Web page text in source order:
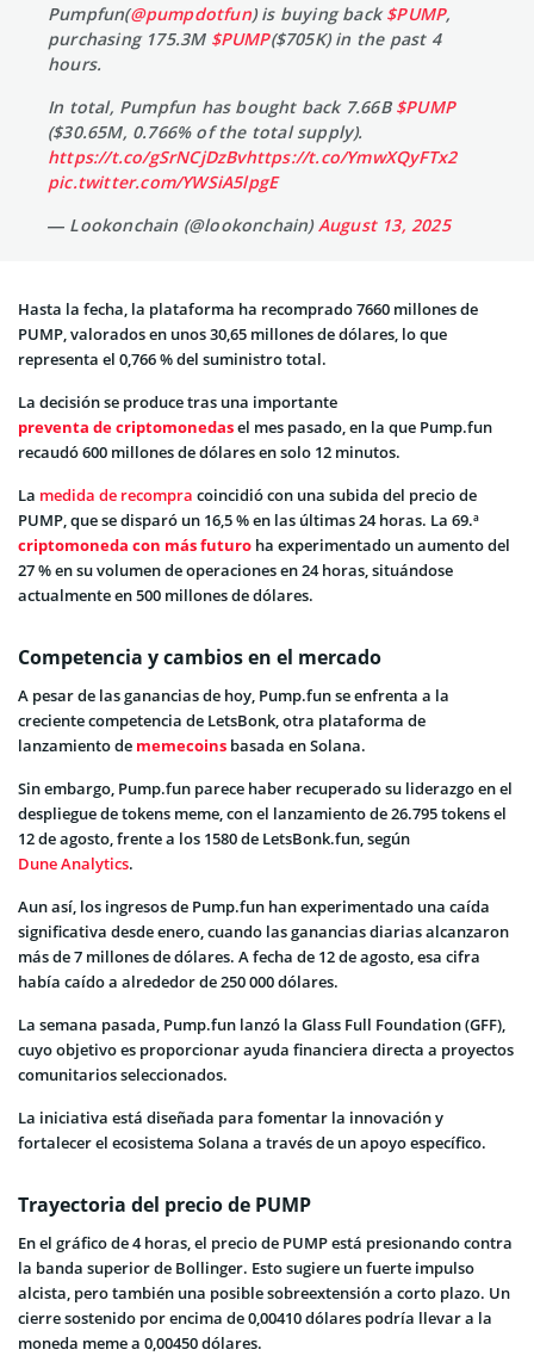
Pumpfun(@pumpdotfun) is buying back$PUMP,
purchasing 175.3M $PUMP($705K) in the past 4
hours.
In total, Pumpfun has bought back 7.66B $PUMP
($30.65M, 0.766% of the total supply).
https://t.co/gSrNCjDzBvhttps://t.co/YmwXQyFTx2
pic.twitter.com/YWSiA5lpgE
— Lookonchain (@lookonchain)August 13, 2025
Hasta la fecha, la plataforma ha recomprado 7660 millones de
PUMP, valorados en unos 30,65 millones de dólares, lo que
representa el 0,766 % del suministro total.
La decisión se produce tras una importante
preventa de criptomonedasel mes pasado, en la que Pump.fun
recaudó 600 millones de dólares en solo 12 minutos.
La medida de recompra coincidió con una subida del precio de
PUMP, que se disparó un 16,5 % en las últimas 24 horas. La 69.ª
criptomoneda con más futuro ha experimentado un aumento del
27 % en su volumen de operaciones en 24 horas, situándose
actualmente en 500 millones de dólares.
Competencia y cambios en el mercado
A pesar de las ganancias de hoy, Pump.fun se enfrenta a la
creciente competencia de LetsBonk, otra plataforma de
lanzamiento de memecoins basada en Solana.
Sin embargo, Pump.fun parece haber recuperado su liderazgo en el
despliegue de tokens meme, con el lanzamiento de 26.795 tokens el
12 de agosto, frente a los 1580 de LetsBonk.fun, según
Dune Analytics.
Aun así, los ingresos de Pump.fun han experimentado una caída
significativa desde enero, cuando las ganancias diarias alcanzaron
más de 7 millones de dólares. A fecha de 12 de agosto, esa cifra
había caído a alrededor de 250 000 dólares.
La semana pasada, Pump.fun lanzó la Glass Full Foundation (GFF),
cuyo objetivo es proporcionar ayuda financiera directa a proyectos
comunitarios seleccionados.
La iniciativa está diseñada para fomentar la innovación y
fortalecer el ecosistema Solana a través de un apoyo específico.
Trayectoria del precio de PUMP
En el gráfico de 4 horas, el precio de PUMP está presionando contra
la banda superior de Bollinger. Esto sugiere un fuerte impulso
alcista, pero también una posible sobreextensión a corto plazo. Un
cierre sostenido por encima de 0,00410 dólares podría llevar a la
moneda meme a 0,00450 dólares.